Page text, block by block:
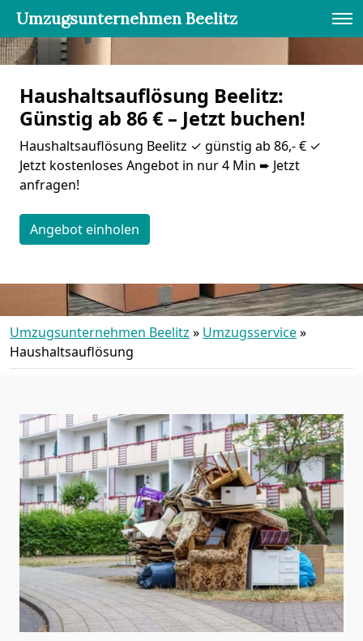
Umzugsunternehmen Beelitz
Haushaltsauflösung Beelitz:
Günstig ab 86 € – Jetzt buchen!
Haushaltsauflösung Beelitz ✓ günstig ab 86,- € ✓
Jetzt kostenloses Angebot in nur 4 Min ➨ Jetzt
anfragen!
Angebot einholen
Umzugsunternehmen Beelitz » Umzugsservice»
Haushaltsauflösung